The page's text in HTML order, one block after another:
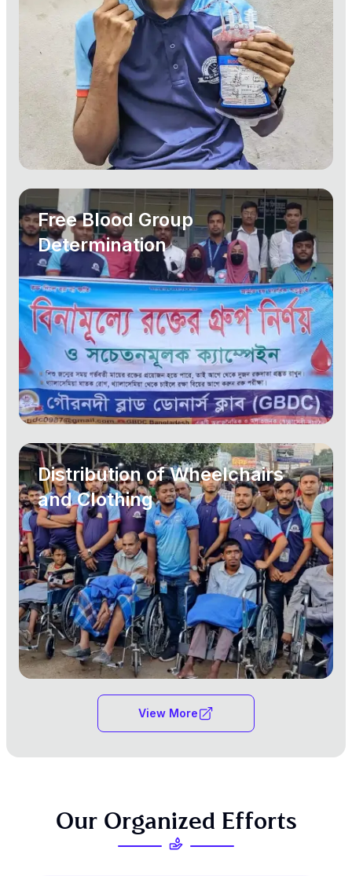
Free Blood Group
Determination
Distribution of Wheelchairs
and Clothing
View More
Our Organized Efforts